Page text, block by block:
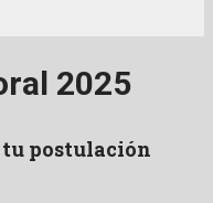
2025
tu postulación